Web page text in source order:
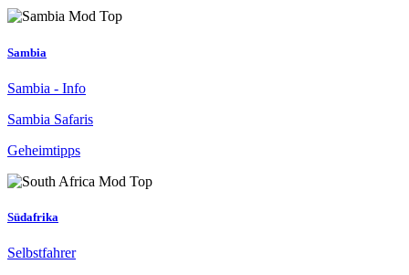
Sambia
Sambia - Info
Sambia Safaris
Geheimtipps
Südafrika
Selbstfahrer